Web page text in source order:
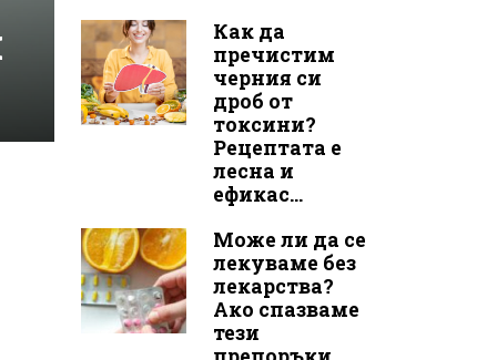
Как да
пречистим
черния си
дроб от
токсини?
Рецептата е
лесна и
ефикас...
Може ли да се
лекуваме без
лекарства?
Ако спазваме
тези